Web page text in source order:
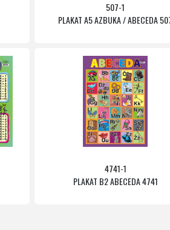
507-1
PLAKAT A5 AZBUKA / ABECEDA
4741-1
PLAKAT B2 ABECEDA 4741